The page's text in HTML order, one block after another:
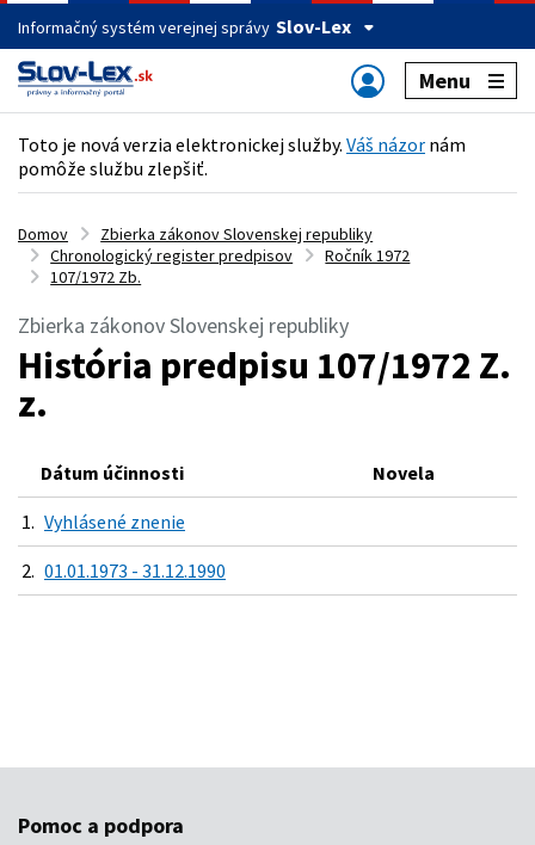
Informačný systém verejnej správy Slov-Lex
Menu
Toto je nová verzia elektronickej služby. Váš názor nám
pomôže službu zlepšiť.
Domov
Zbierka zákonov Slovenskej republiky
Chronologický register predpisov
Ročník 1972
107/1972 Zb.
Zbierka zákonov Slovenskej republiky
História predpisu 107/1972 Z.
z.
Dátum účinnosti Novela
1. Vyhlásené znenie
2. 01.01.1973 - 31.12.1990
Pomoc a podpora